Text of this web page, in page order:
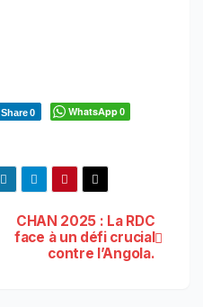
Share0 WhatsApp0
CHAN 2025 : La RDC
face à un défi crucial
contre l’Angola.